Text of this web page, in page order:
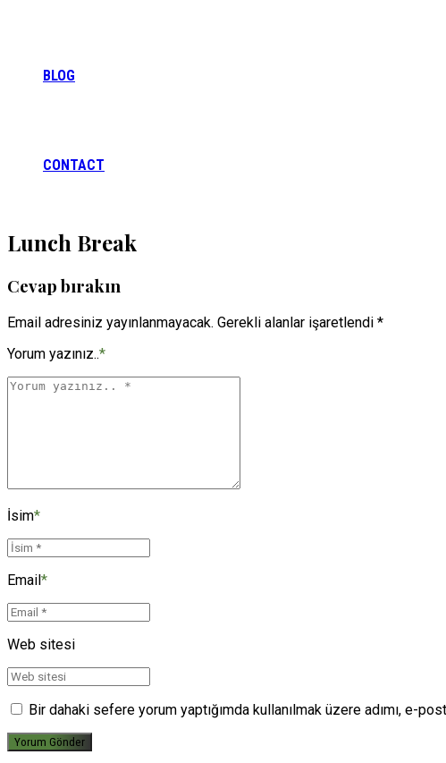
BLOG
CONTACT
Lunch Break
Cevap bırakın
Email adresiniz yayınlanmayacak. Gerekli alanlar işaretlendi *
Yorum yazınız..*
İsim*
Email*
Web sitesi
Bir dahaki sefere yorum yaptığımda kullanılmak üzere adımı, e-
Yorum Gönder